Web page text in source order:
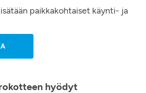
paikkakohtaiset käynti- ja
hyödyt